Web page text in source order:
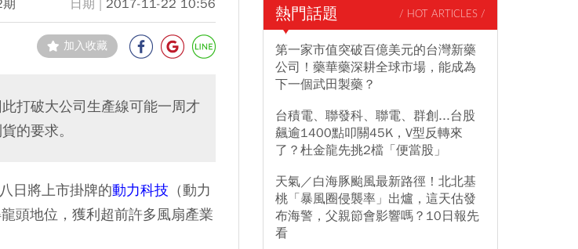
2017-11-22 10:56
加入收藏
打破大公司生產線可能一周才
的要求。
日將上市掛牌的動力科技 （動力
頭地位，獲利超前許多風扇產業
熱門話題 / HOT ARTICLES /
第一家市值突破百億美元的台灣新藥
公司！藥華藥深耕全球市場，能成為
下一個武田製藥？
台積電、聯發科、聯電、群創...台股
飆逾1400點叩關45K，V型反轉來
了？杜金龍先挑2檔「便當股」
天氣／白海豚颱風最新路徑！北北基
桃「暴風圈侵襲率」出爐，這天估發
布海警，父親節會影響嗎？10日報先
看